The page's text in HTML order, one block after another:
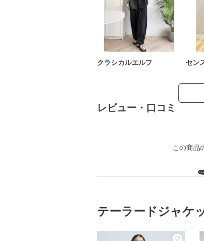
クラシカルエルフ セン
レビュー・口コミ
この商品
テーラードジャケ